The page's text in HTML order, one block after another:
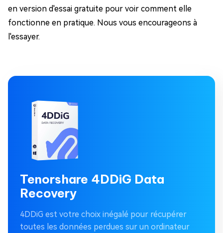
en version d'essai gratuite pour voir comment elle
fonctionne en pratique. Nous vous encourageons à
l'essayer.
Tenorshare 4DDiG Data
Recovery
4DDiG est votre choix inégalé pour récupérer
toutes les données perdues sur un ordinateur